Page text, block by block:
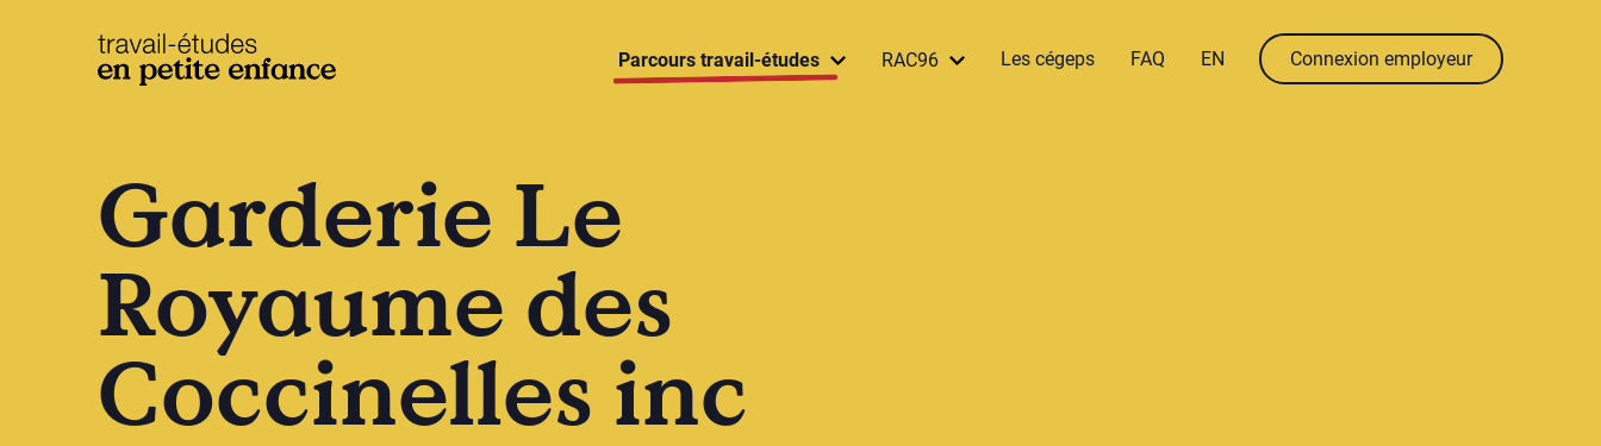
base.logo Parcours travail-études RAC96 Les cégeps FAQ
menu.language
menu.en
EN Connexion employeur
Garderie Le
Royaume des
Coccinelles inc